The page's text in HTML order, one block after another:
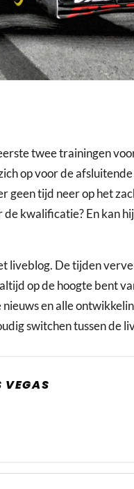
twee trainingen
op voor de afsluitende
tijd neer op het
kwalificatie? En kan
liveblog. De tijden
op de hoogte bent
en alle
switchen tussen de
VEGAS